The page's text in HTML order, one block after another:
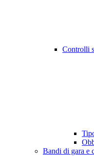
Controlli
Bandi di gara e